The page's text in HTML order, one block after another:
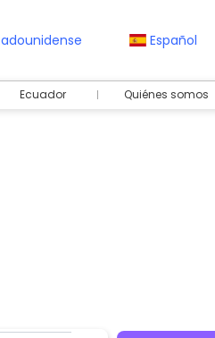
Español
Ecuador Quiénes somos